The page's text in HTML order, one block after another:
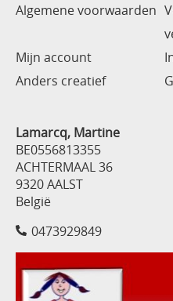
Algemene voorwaarden
Mijn account
Anders creatief
Lamarcq, Martine
BE0556813355
ACHTERMAAL 36
9320 AALST
België
0473929849